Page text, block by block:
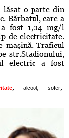
lăsat o parte din
Bărbatul, care a
fost 1,04 mg/l
de electricitate.
maşină. Traficul
str.Stadionului,
electric a fost
, alcool , sofer,